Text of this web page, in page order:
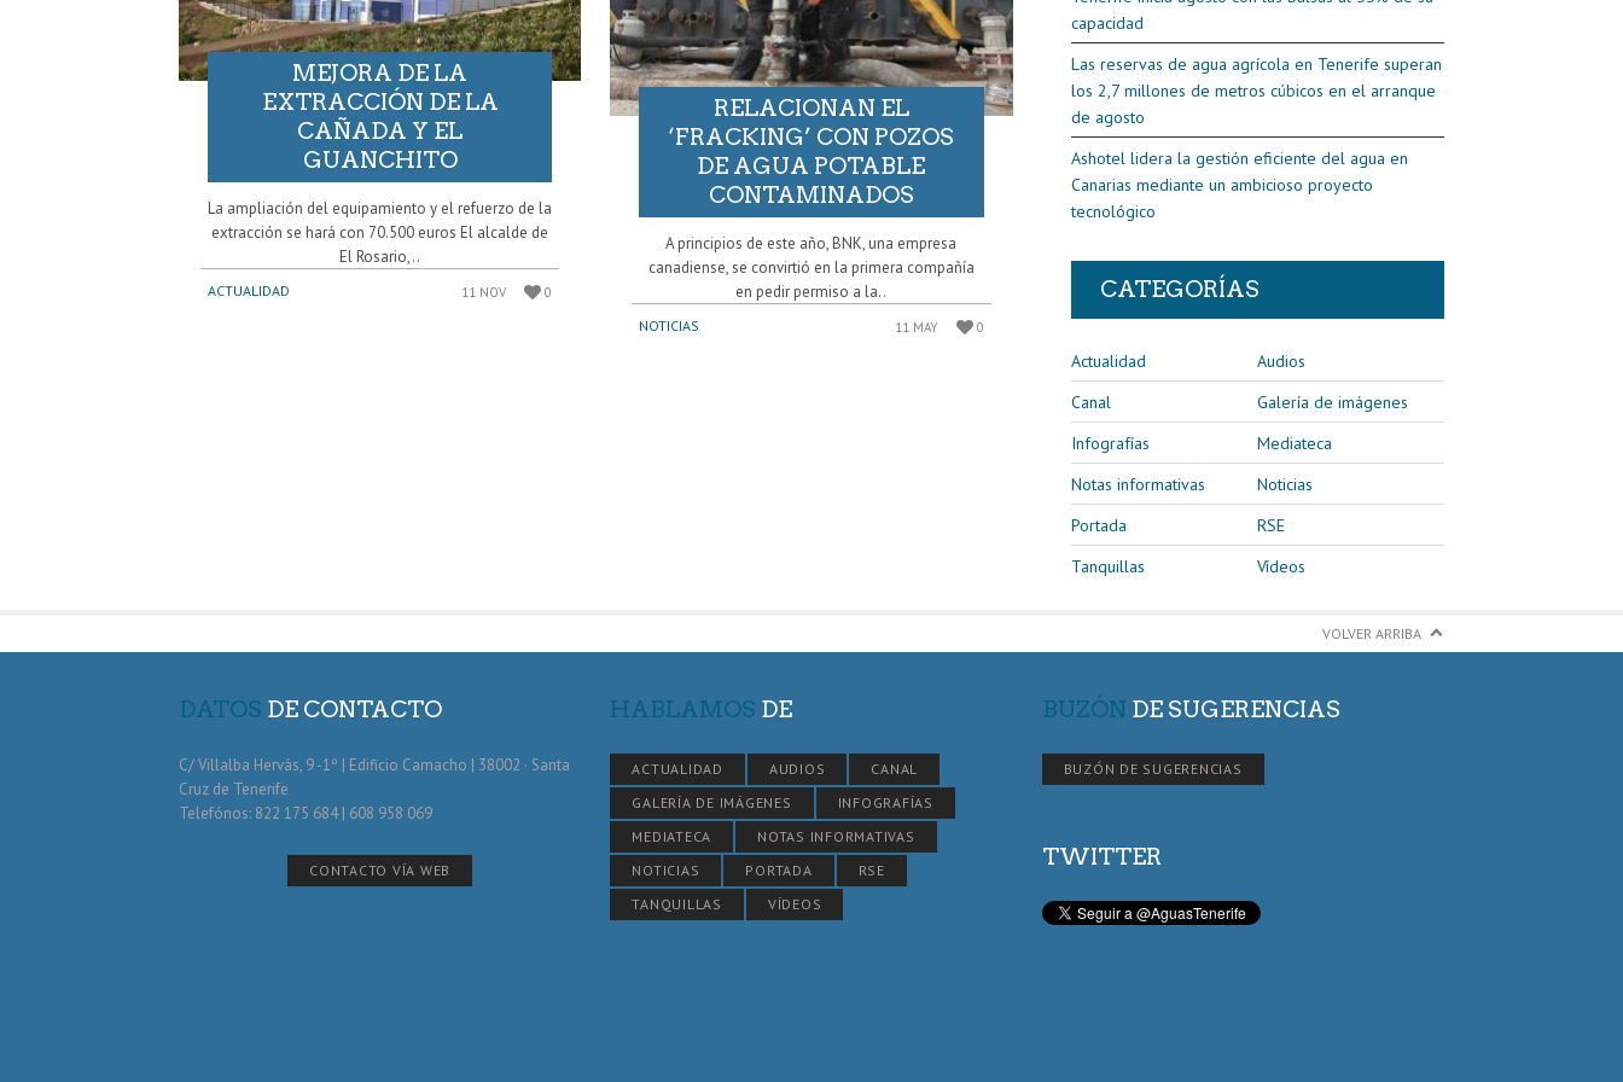
MEJORA DE LA
EXTRACCIÓN DE LA
CAÑADA Y EL
GUANCHITO
La ampliación del equipamiento y el refuerzo de la
extracción se hará con 70.500 euros El alcalde de
El Rosario,..
ACTUALIDAD 11 NOV 0
RELACIONAN EL
‘FRACKING’ CON POZOS
DE AGUA POTABLE
CONTAMINADOS
A principios de este año, BNK, una empresa
canadiense, se convirtió en la primera compañía
en pedir permiso a la..
NOTICIAS 11 MAY 0
capacidad
Las reservas de agua agrícola en Tenerife superan
los 2,7 millones de metros cúbicos en el arranque
de agosto
Ashotel lidera la gestión eficiente del agua en
Canarias mediante un ambicioso proyecto
tecnológico
CATEGORÍAS
Actualidad
Audios
Canal
Galería de imágenes
Infografías
Mediateca
Notas informativas
Noticias
Portada
RSE
Tanquillas
Vídeos
VOLVER ARRIBA
DATOS DE CONTACTO
C/ Villalba Hervás, 9 -1º | Edificio Camacho | 38002 · Santa
Cruz de Tenerife
Telefónos: 822 175 684 | 608 958 069
CONTACTO VÍA WEB
HABLAMOS DE
ACTUALIDAD AUDIOS
CANAL
GALERÍA DE IMÁGENES
INFOGRAFÍAS
MEDIATECA
NOTAS INFORMATIVAS
NOTICIAS
PORTADA
RSE
TANQUILLAS
VÍDEOS
BUZÓN DE SUGERENCIAS
BUZÓN DE SUGERENCIAS
TWITTER